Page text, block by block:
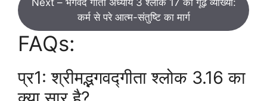
Next – भगवद गीता अध्याय 3 श्लोक 17 की गूढ़ व्याख्या:
कर्म से परे आत्म-संतुष्टि का मार्ग
FAQs:
प्र1: श्रीमद्भगवद्गीता श्लोक 3.16 का